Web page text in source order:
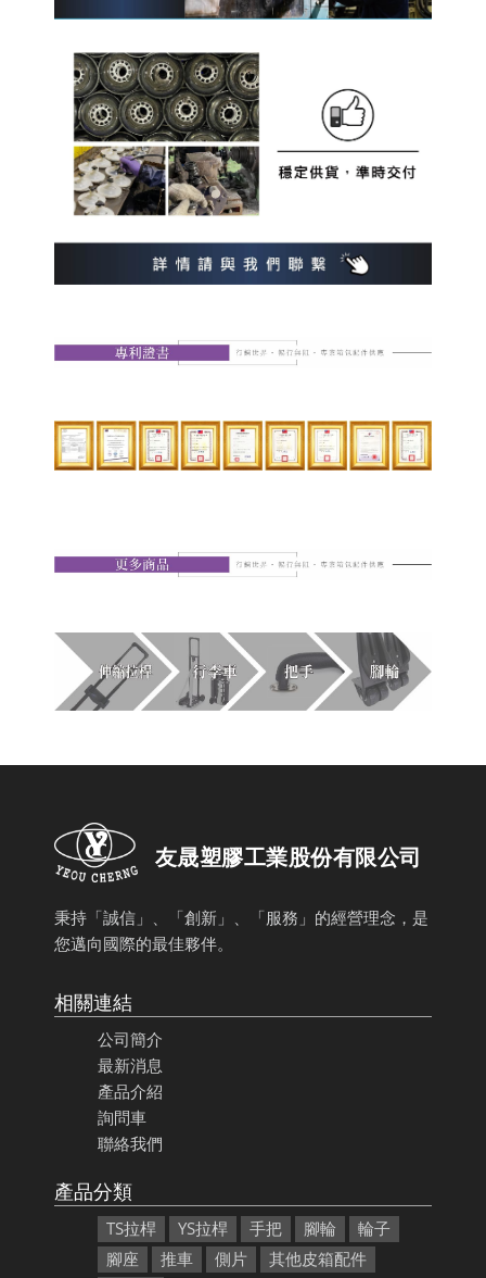
友晟塑膠工業股份有限公司
秉持「誠信」、「創新」、「服務」的經營理念，是
您邁向國際的最佳夥伴。
相關連結
公司簡介
最新消息
產品介紹
詢問車
聯絡我們
產品分類
TS拉桿 YS拉桿 手把 腳輪
輪子
腳座
推車 側片 其他皮箱配件